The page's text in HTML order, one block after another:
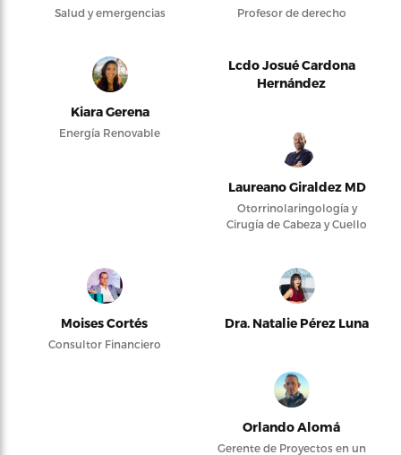
Salud y emergencias Profesor de derecho
Kiara Gerena
Energía Renovable
Lcdo Josué Cardona
Hernández
Laureano Giraldez MD
Otorrinolaringología y
Cirugía de Cabeza y Cuello
Moises Cortés
Consultor Financiero
Dra. Natalie Pérez Luna
Orlando Alomá
Gerente de Proyectos en un